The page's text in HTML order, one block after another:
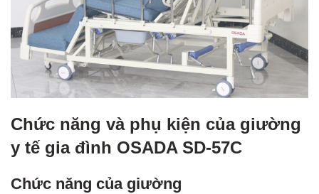
Chức năng và phụ kiện của giường
y tế gia đình OSADA SD-57C
Chức năng của giường